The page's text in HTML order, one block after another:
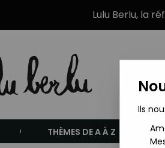
Lulu Berlu, la
THÈMES DE A À Z
Ils